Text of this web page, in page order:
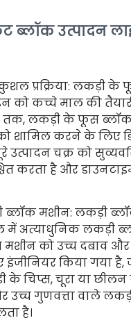
ब्लॉक उत्पादन
प्रक्रिया: लकड़ी के
को कच्चे माल की
तक, लकड़ी के फूस ब्लॉक
को शामिल करने के लिए
उत्पादन चक्र को
करता है और
मशीन: लकड़ी
अत्याधुनिक लकड़ी
मशीन को उच्च दबाव
किया गया है,
के चिप्स, चूरा या छीलन
उच्च गुणवत्ता वाले
है।